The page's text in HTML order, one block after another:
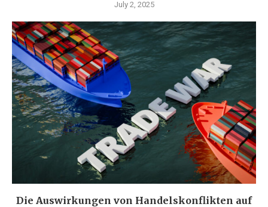
July 2, 2025
Die Auswirkungen von Handelskonflikten auf